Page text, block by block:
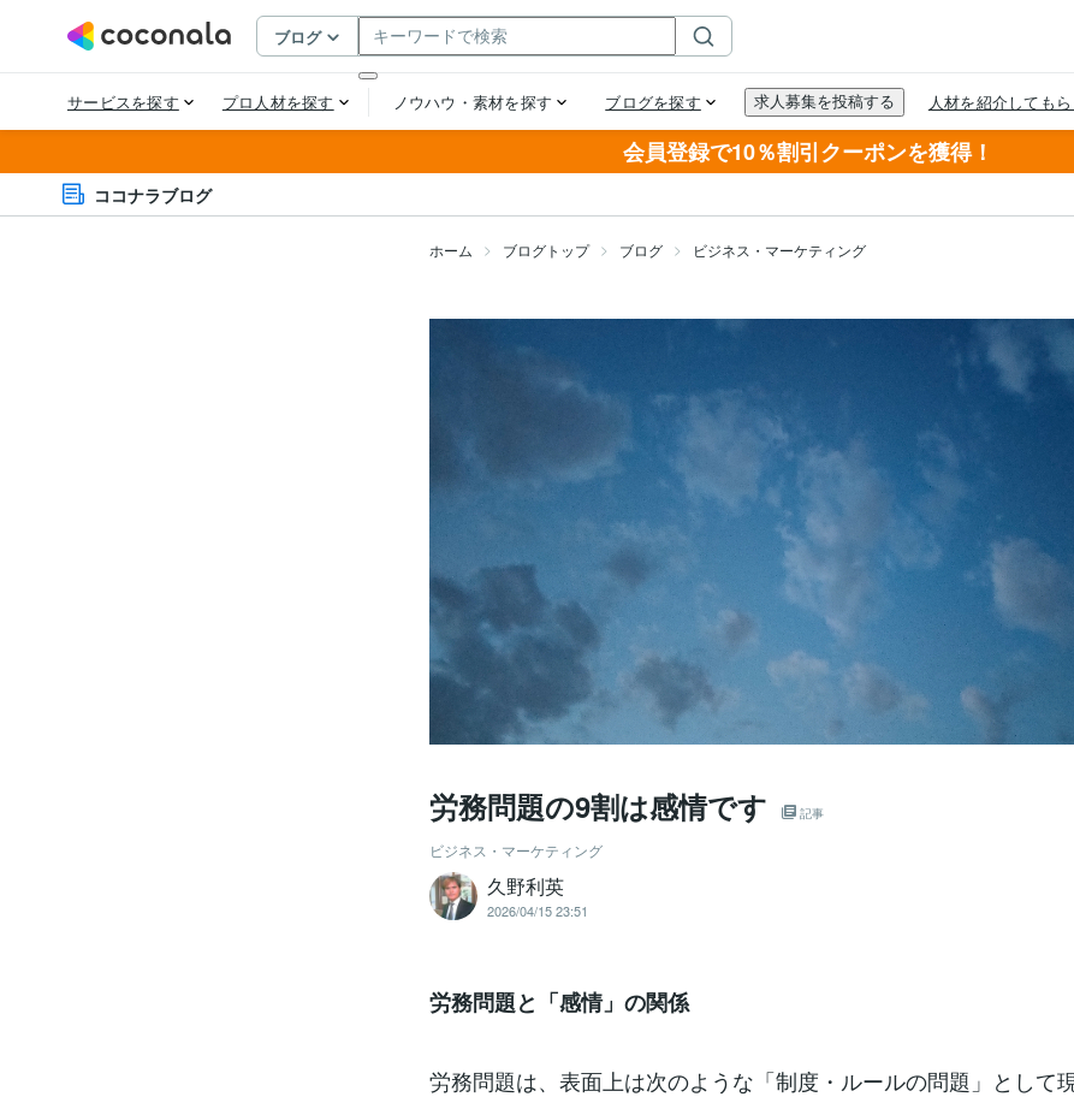
会員登録で10％割引クーポンを獲得！
ココナラブログ
ホーム ブログトップ ブログ ビジネス・マーケティング
労務問題の9割は感情です 記事
ビジネス・マーケティング
久野利英
2026/04/15 23:51
労務問題と「感情」の関係
労務問題は、表面上は次のような「制度・ルールの問題」として現